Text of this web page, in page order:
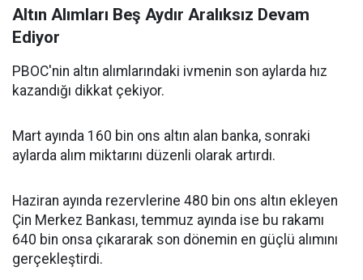
Altın Alımları Beş Aydır Aralıksız Devam
Ediyor
PBOC'nin altın alımlarındaki ivmenin son aylarda hız
kazandığı dikkat çekiyor.
Mart ayında 160 bin ons altın alan banka, sonraki
aylarda alım miktarını düzenli olarak artırdı.
Haziran ayında rezervlerine 480 bin ons altın ekleyen
Çin Merkez Bankası, temmuz ayında ise bu rakamı
640 bin onsa çıkararak son dönemin en güçlü alımını
gerçekleştirdi.